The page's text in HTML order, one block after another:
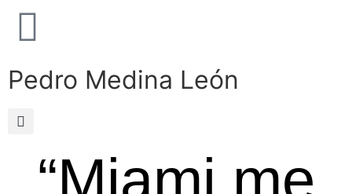
Pedro Medina León
“Miami me